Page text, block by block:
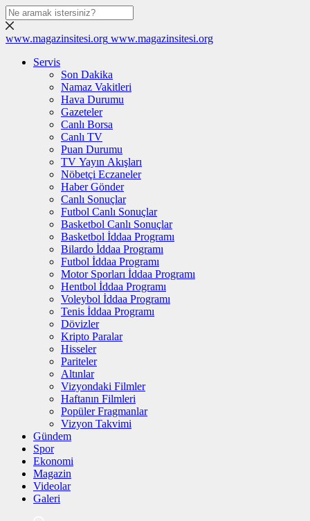
www.magazinsitesi.org www.magazinsitesi.org
Servis
Son Dakika
Namaz Vakitleri
Hava Durumu
Gazeteler
Canlı Borsa
Canlı TV
Puan Durumu
TV Yayın Akışları
Nöbetçi Eczaneler
Haber Gönder
Canlı Sonuçlar
Futbol Canlı Sonuçlar
Basketbol Canlı Sonuçlar
Basketbol İddaa Programı
Bilardo İddaa Programı
Futbol İddaa Programı
Motor Sporları İddaa Programı
Hentbol İddaa Programı
Voleybol İddaa Programı
Tenis İddaa Programı
Dövizler
Kripto Paralar
Hisseler
Pariteler
Altınlar
Vizyondaki Filmler
Haftanın Filmleri
Popüler Fragmanlar
Vizyon Takvimi
Gündem
Spor
Ekonomi
Magazin
Videolar
Galeri